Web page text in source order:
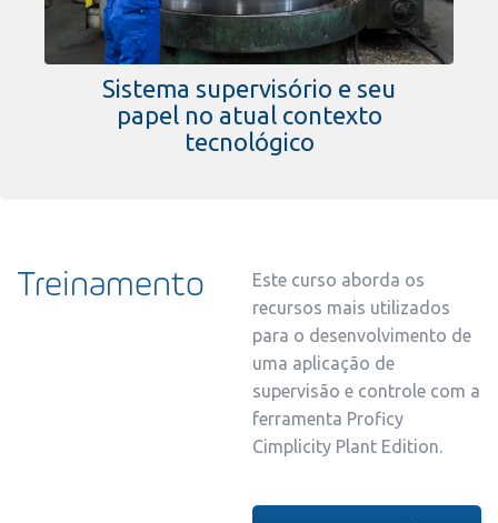
Sistema supervisório e seu
papel no atual contexto
tecnológico
Treinamento
Este curso aborda os
recursos mais utilizados
para o desenvolvimento de
uma aplicação de
supervisão e controle com a
ferramenta Proficy
Cimplicity Plant Edition.